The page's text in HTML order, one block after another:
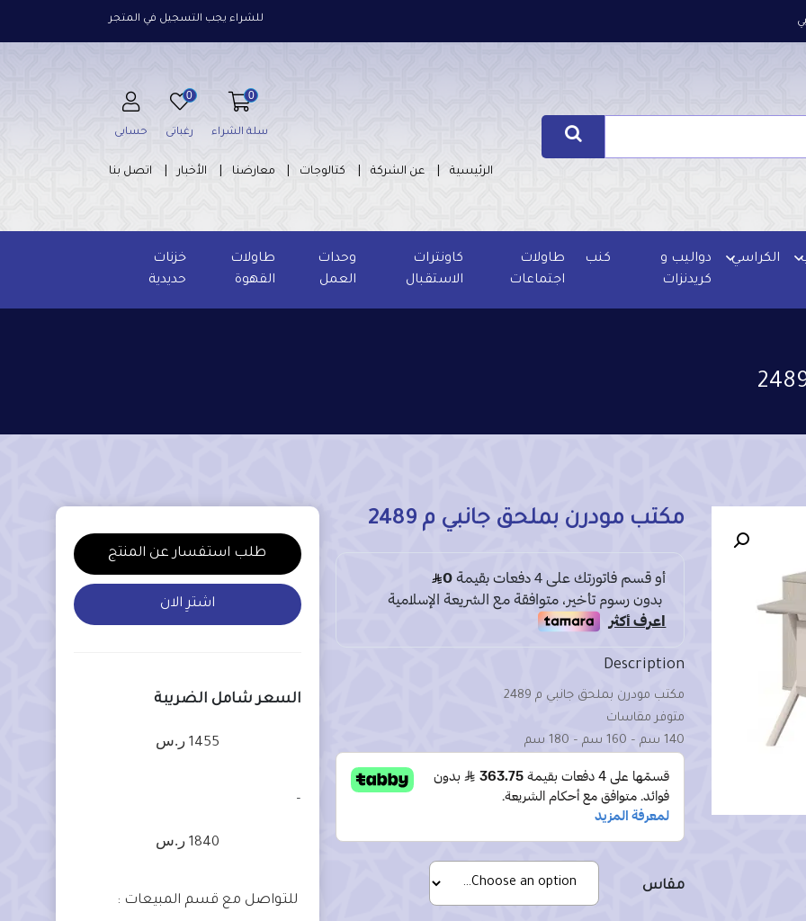
للشراء يجب التسجيل في المتجر
0
سلة الشراء
0
رغباتى حسابى
الرئيسية عن الشركة كتالوجات معارضنا الأخبار اتصل بنا
الكراسي
دواليب و
كريدنزات
كنب
طاولات
اجتماعات
كاونترات
الاستقبال
وحدات
العمل
طاولات
القهوة
خزنات
حديدية
مكتب مودرن بملحق جانبي م 2489
Description
مكتب مودرن بملحق جانبي م 2489
متوفر مقاسات
140 سم – 160 سم – 180 سم
مقاس
طلب استفسار عن المنتج
اشترِ الان
السعر شامل الضريبة
1455 ر.س
–
1840 ر.س
للتواصل مع قسم المبيعات :